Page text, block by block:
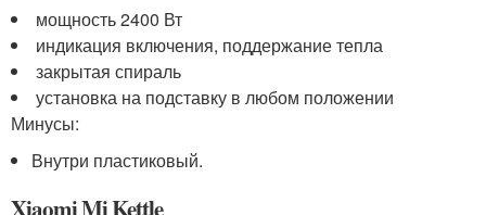
мощность 2400 Вт
индикация включения, поддержание тепла
закрытая спираль
установка на подставку в любом положении
Минусы:
Внутри пластиковый.
Xiaomi Mi Kettle